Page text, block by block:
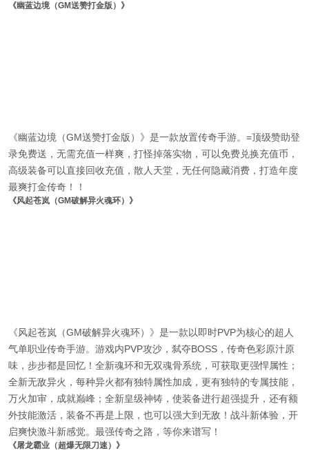
《幽蓝边境（GM送赞打金版）》
《幽蓝边境（GM送赞打金版）》是一款放置传奇手游。=顶级赞助登
录免费送，无需充值一样爽，打怪掉落实物，可以免费兑换充值币，
高级装备可以直接回收充值，散人天堂，无任何隐藏消费，打造年度
最爽打金传奇！！
《风起苍岚（GM破解异火魂环）》
《风起苍岚（GM破解异火魂环）》是一款以即时PVP为核心的超人
气单职业传奇手游。游戏内PVP攻沙，弑夺BOSS，传奇色彩原汁原
味，步步都是回忆！全新魂环和无双魂骨系统，可获取更强悍属性；
全新无敌异火，每种异火都有独特属性加成，更有独特的专属技能，
万火加审，成就巅峰；全新皇级神铸，使装备进行超强提升，还有额
外技能激活，装备不再是上限，也可以强大到无敌！战斗新体验，开
启爽快激斗新感觉。最强传奇之路，等你来谱写！
《屠龙霸业（超爆无限刀速）》